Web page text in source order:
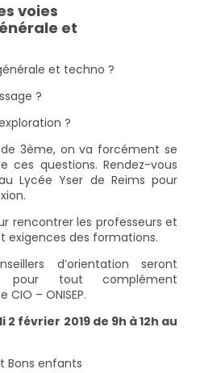
voies
et
et techno ?
?
?
3ème, on va forcément se
ces questions. Rendez-vous
Lycée Yser de Reims pour
rencontrer les professeurs et
exigences des formations.
d’orientation seront
pour tout complément
CIO – ONISEP.
février 2019 de 9h à 12h au
Bons enfants